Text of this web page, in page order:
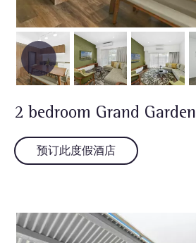
2 bedroom Grand Garden
预订此度假酒店